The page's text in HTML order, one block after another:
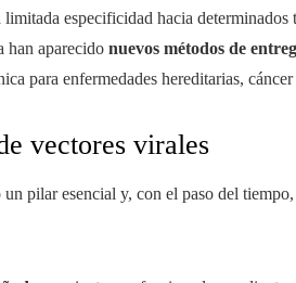
especificidad hacia
han aparecido nuevos métodos de
para enfermedades hereditarias,
vectores virales
pilar esencial y, con el paso del